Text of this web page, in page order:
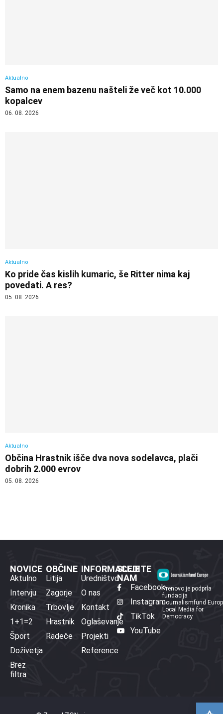
Aktualno
Samo na enem bazenu našteli že več kot 10.000
kopalcev
06. 08. 2026
Aktualno
Ko pride čas kislih kumaric, še Ritter nima kaj
povedati. A res?
05. 08. 2026
Aktualno
Občina Hrastnik išče dva nova sodelavca, plači
dobrih 2.000 evrov
05. 08. 2026
NOVICE
Aktulno
Intervju
Kronika
1+1=2
Šport
Doživetja
Brez
filtra
OBČINE
Litija
Zagorje
Trbovlje
Hrastnik
Radeče
INFORMACIJE
Uredništvo
O nas
Kontakt
Oglaševanje
Projekti
Reference
SLEDITE
NAM
Facebook
Instagram
TikTok
YouTube
Prenovo je podprla
fundacija
Journalismfund
Local Media for
Democracy.